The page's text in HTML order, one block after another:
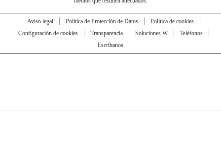
Aviso legal Política de Protección de Datos
Política de cookies
Configuración de cookies
Transparencia Soluciones W
Teléfonos
Escríbanos